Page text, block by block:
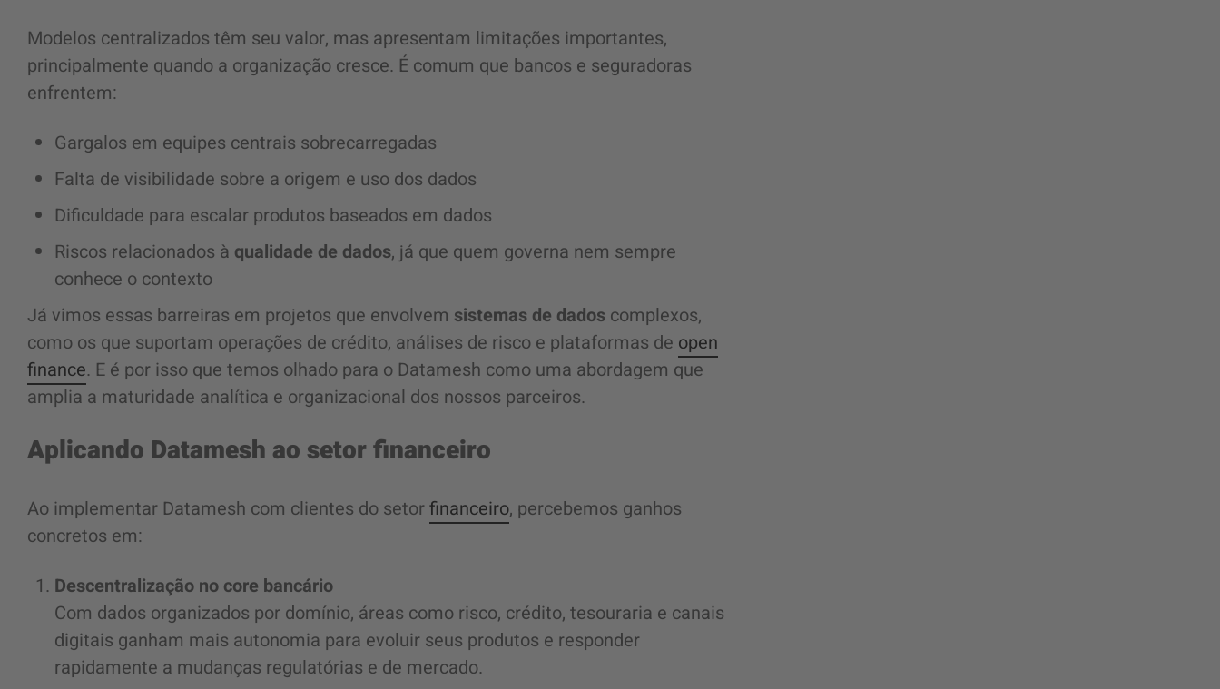
Modelos centralizados têm seu valor, mas apresentam limitações importantes,
principalmente quando a organização cresce. É comum que bancos e seguradoras
enfrentem:
Gargalos em equipes centrais sobrecarregadas
Falta de visibilidade sobre a origem e uso dos dados
Dificuldade para escalar produtos baseados em dados
Riscos relacionados à qualidade de dados, já que quem governa nem sempre
conhece o contexto
Já vimos essas barreiras em projetos que envolvem sistemas de dados complexos,
como os que suportam operações de crédito, análises de risco e plataformas de open
finance. E é por isso que temos olhado para o Datamesh como uma abordagem que
amplia a maturidade analítica e organizacional dos nossos parceiros.
Aplicando Datamesh ao setor financeiro
Ao implementar Datamesh com clientes do setorfinanceiro, percebemos ganhos
concretos em:
Descentralização no core bancário
Com dados organizados por domínio, áreas como risco, crédito, tesouraria e canais
digitais ganham mais autonomia para evoluir seus produtos e responder
rapidamente a mudanças regulatórias e de mercado.